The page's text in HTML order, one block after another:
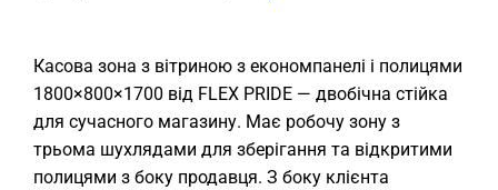
Касова зона з вітриною з економпанелі і полицями
1800×800×1700 від FLEX PRIDE — двобічна стійка
для сучасного магазину. Має робочу зону з
трьома шухлядами для зберігання та відкритими
полицями з боку продавця. З боку клієнта